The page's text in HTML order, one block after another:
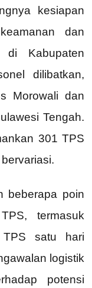
kesiapan
dan
di Kabupaten
dilibatkan,
Morowali dan
Tengah.
301 TPS
beberapa poin
termasuk
TPS satu hari
logistik
potensi